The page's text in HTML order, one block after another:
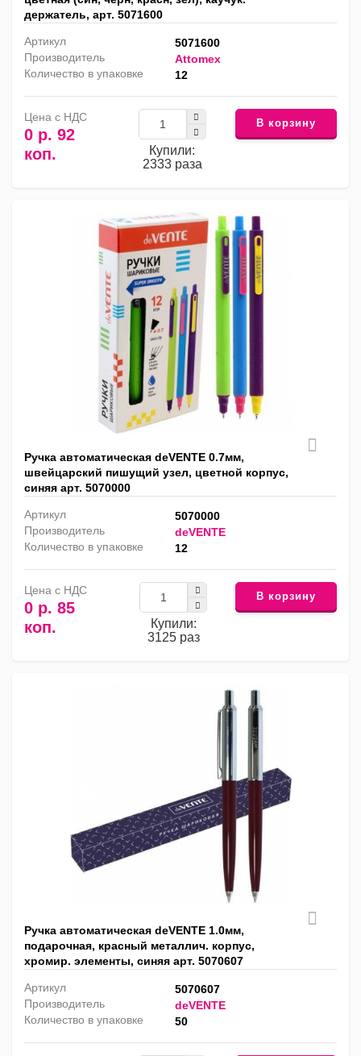
держатель, арт. 5071600
Артикул
5071600
Производитель
Attomex
Количество в упаковке
12
Цена с НДС
0 р. 92
коп.
Купили:
2333 раза
В корзину
Ручка автоматическая deVENTE 0.7мм,
швейцарский пишущий узел, цветной корпус,
синяя арт. 5070000
Артикул
5070000
Производитель
deVENTE
Количество в упаковке
12
Цена с НДС
0 р. 85
коп.
Купили:
3125 раз
В корзину
Ручка автоматическая deVENTE 1.0мм,
подарочная, красный металлич. корпус,
хромир. элементы, синяя арт. 5070607
Артикул
5070607
Производитель
deVENTE
Количество в упаковке
50